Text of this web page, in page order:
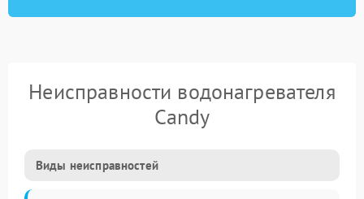
Неисправности водонагревателя
Candy
Виды неисправностей